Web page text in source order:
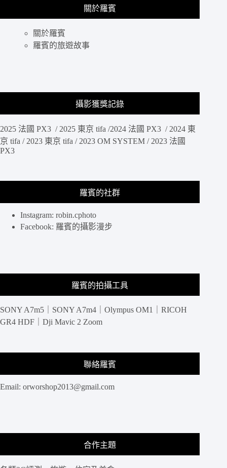
關於羅賓
關於羅賓
羅賓的旅遊故事
攝影獲獎記錄
2025 法國 PX3 / 2025 東京 tifa /2024 法國 PX3 / 2024 東
京 tifa / 2023 東京 tifa / 2023 OM SYSTEM / 2023 法國
PX3
羅賓的社群
Instagram: robin.cphoto
Facebook: 羅賓的攝影漫步
羅賓的拍攝工具
SONY A7m5｜SONY A7m4｜Olympus OM1｜RICOH
GR4 HDF｜Dji Mavic 2 Zoom
聯絡羅賓
Email: orworshop2013@gmail.com
合作主題